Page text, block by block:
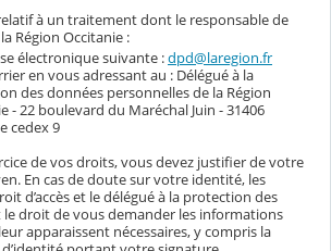
à un traitement dont le responsable de
Région Occitanie :
électronique suivante :dpd@laregion.fr
en vous adressant au : Délégué à la
des données personnelles de la Région
- 22 boulevard du Maréchal Juin - 31406
cedex 9
de vos droits, vous devez justifier de votre
En cas de doute sur votre identité, les
d’accès et le délégué à la protection des
le droit de vous demander les informations
apparaissent nécessaires, y compris la